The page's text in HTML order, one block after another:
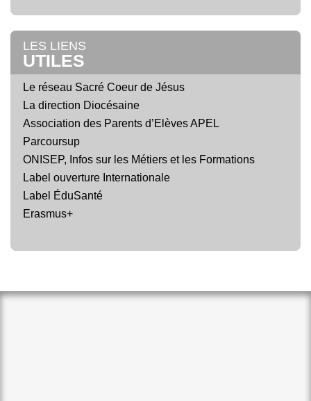
LES LIENS
UTILES
Le réseau Sacré Coeur de Jésus
La direction Diocésaine
Association des Parents d’Elèves APEL
Parcoursup
ONISEP, Infos sur les Métiers et les Formations
Label ouverture Internationale
Label ÉduSanté
Erasmus+